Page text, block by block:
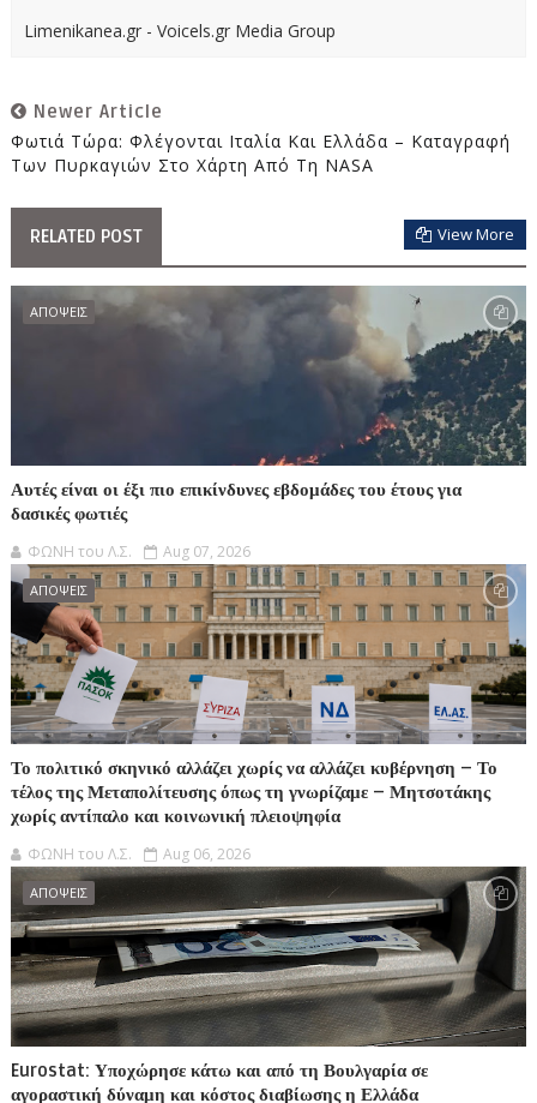
Limenikanea.gr - Voicels.gr Media Group
Newer Article
Φωτιά Τώρα: Φλέγονται Ιταλία Και Ελλάδα – Καταγραφή
Των Πυρκαγιών Στο Χάρτη Από Τη NASA
RELATED POST View More
ΑΠΟΨΕΙΣ
Αυτές είναι οι έξι πιο επικίνδυνες εβδομάδες του έτους για
δασικές φωτιές
ΦΩΝΗ του Λ.Σ. Aug 07, 2026
ΑΠΟΨΕΙΣ
Το πολιτικό σκηνικό αλλάζει χωρίς να αλλάζει κυβέρνηση – Το
τέλος της Μεταπολίτευσης όπως τη γνωρίζαμε – Μητσοτάκης
χωρίς αντίπαλο και κοινωνική πλειοψηφία
ΦΩΝΗ του Λ.Σ. Aug 06, 2026
ΑΠΟΨΕΙΣ
Eurostat: Υποχώρησε κάτω και από τη Βουλγαρία σε
αγοραστική δύναμη και κόστος διαβίωσης η Ελλάδα